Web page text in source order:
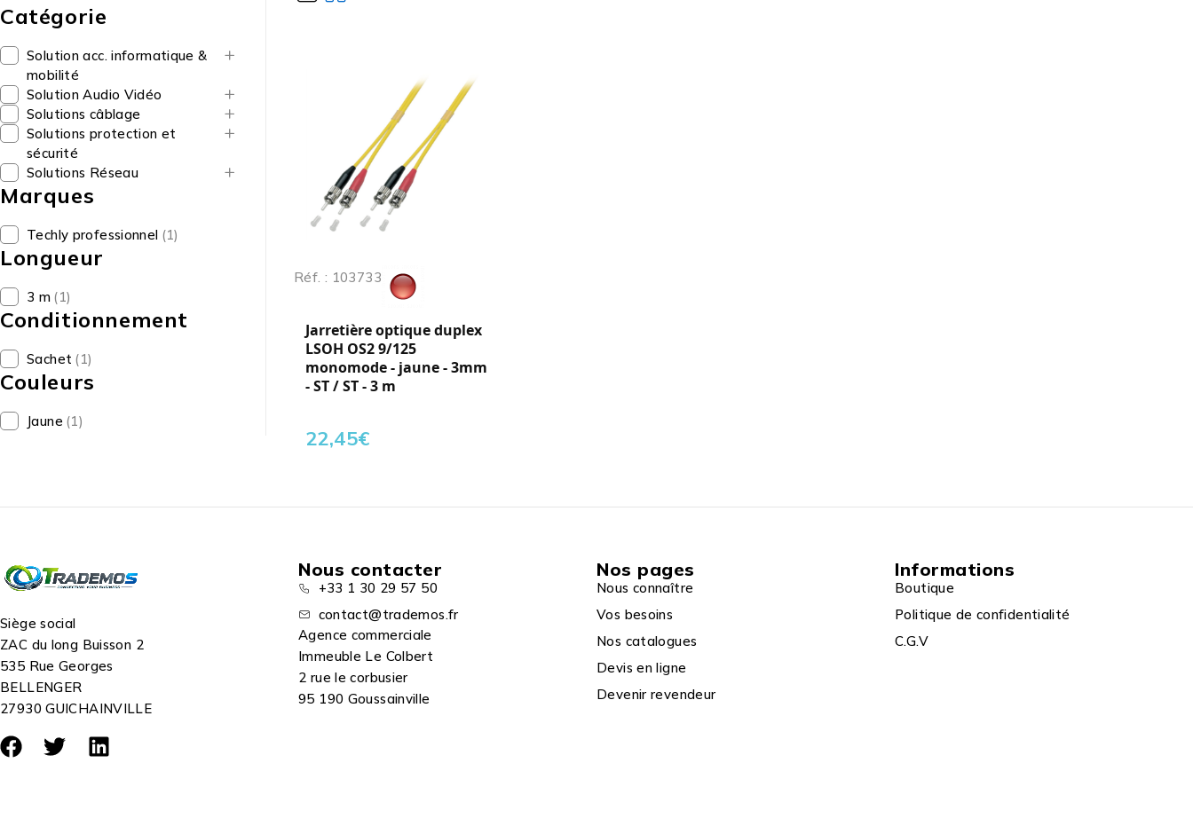
Catégorie
Solution acc. informatique &
mobilité
Solution Audio Vidéo
Solutions câblage
Solutions protection et
sécurité
Solutions Réseau
Marques
Techly professionnel (1)
Longueur
3 m (1)
Conditionnement
Sachet (1)
Couleurs
Jaune (1)
Réf. : 103733
Jarretière optique duplex
LSOH OS2 9/125
monomode - jaune - 3mm
- ST / ST - 3 m
22,45€
Siège social
ZAC du long Buisson 2
535 Rue Georges
BELLENGER
27930 GUICHAINVILLE
Nous contacter
+33 1 30 29 57 50
contact@trademos.fr
Agence commerciale
Immeuble Le Colbert
2 rue le corbusier
95 190 Goussainville
Nos pages
Nous connaître
Vos besoins
Nos catalogues
Devis en ligne
Devenir revendeur
Informations
Boutique
Politique de confidentialité
C.G.V